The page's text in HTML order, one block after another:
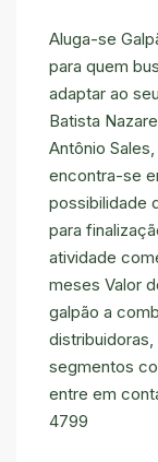
Aluga-se
para quem
adaptar ao
Batista
Antônio
encontra-se
possibilidade
para
atividade
meses Valor
galpão a
segmentos
entre em
4799